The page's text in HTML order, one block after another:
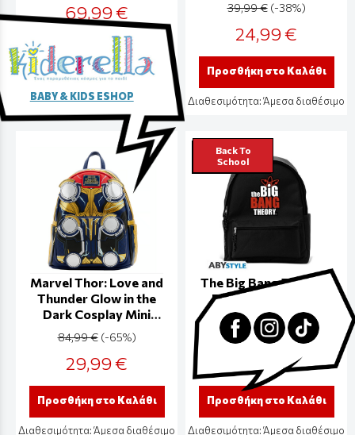
69,99 €
Προσθήκη στο Καλάθι
Διαθεσιμότητα:Άμεσα διαθέσιμο
39,99 € (-38%)
24,99 €
Προσθήκη στο Καλάθι
Διαθεσιμότητα:Άμεσα διαθέσιμο
Marvel Thor: Love and
Thunder Glow in the
Dark Cosplay Mini
Backpack - MVBK0185
84,99 € (-65%)
29,99 €
Προσθήκη στο Καλάθι
Διαθεσιμότητα:Άμεσα διαθέσιμο
Back To
School
The Big Bang Theory -
Backpack (black) -
ABYBAG472
39,99 €(-25%)
29,99 €
Προσθήκη στο Καλάθι
Διαθεσιμότητα:Άμεσα διαθέσιμο
BABY & KIDS ESHOP